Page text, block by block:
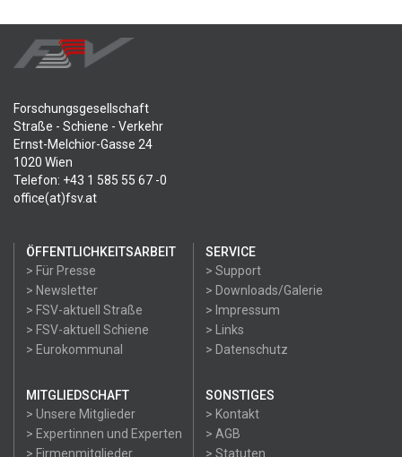
Forschungsgesellschaft
Straße - Schiene - Verkehr
Ernst-Melchior-Gasse 24
1020 Wien
Telefon: +43 1 585 55 67 -0
office(at)fsv.at
ÖFFENTLICHKEITSARBEIT
> Für Presse
> Newsletter
> FSV-aktuell Straße
> FSV-aktuell Schiene
> Eurokommunal
SERVICE
> Support
> Downloads/Galerie
> Impressum
> Links
> Datenschutz
MITGLIEDSCHAFT
> Unsere Mitglieder
> Expertinnen und Experten
> Firmenmitglieder
SONSTIGES
> Kontakt
> AGB
> Statuten